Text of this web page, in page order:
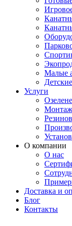
Малые
Услуги
Монтаж
О компании
О нас
Доставка и
Блог
Контакты